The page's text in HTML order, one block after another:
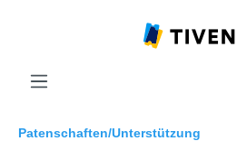
Patenschaften/Unterstützung